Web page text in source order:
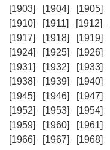
[1903]
[1904] [1905]
[1910]
[1911] [1912]
[1917]
[1918] [1919]
[1924]
[1925] [1926]
[1931]
[1932] [1933]
[1938]
[1939] [1940]
[1945]
[1946] [1947]
[1952]
[1953] [1954]
[1959]
[1960] [1961]
[1966]
[1967] [1968]